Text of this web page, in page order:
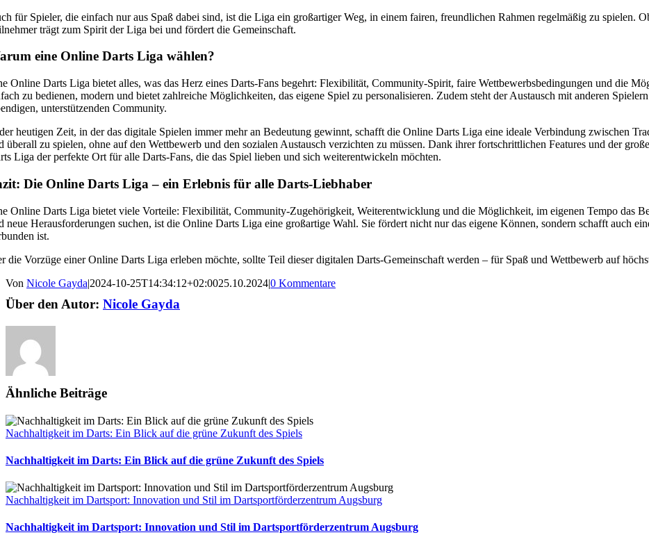
für Spieler, die einfach nur aus Spaß dabei sind, ist die Liga ein großartiger Weg, in einem fairen, freundlichen Rahmen regelmäßig zu spielen.
trägt zum Spirit der Liga bei und fördert die Gemeinschaft.
eine Online Darts Liga wählen?
Online Darts Liga bietet alles, was das Herz eines Darts-Fans begehrt: Flexibilität, Community-Spirit, faire Wettbewerbsbedingungen und die
zu bedienen, modern und bietet zahlreiche Möglichkeiten, das eigene Spiel zu personalisieren. Zudem steht der Austausch mit anderen
unterstützenden Community.
heutigen Zeit, in der das digitale Spielen immer mehr an Bedeutung gewinnt, schafft die Online Darts Liga eine ideale Verbindung zwischen
überall zu spielen, ohne auf den Wettbewerb und den sozialen Austausch verzichten zu müssen. Dank ihrer fortschrittlichen Features und der
Liga der perfekte Ort für alle Darts-Fans, die das Spiel lieben und sich weiterentwickeln möchten.
Die Online Darts Liga – ein Erlebnis für alle Darts-Liebhaber
Online Darts Liga bietet viele Vorteile: Flexibilität, Community-Zugehörigkeit, Weiterentwicklung und die Möglichkeit, im eigenen Tempo das
neue Herausforderungen suchen, ist die Online Darts Liga eine großartige Wahl. Sie fördert nicht nur das eigene Können, sondern schafft auch
ist.
die Vorzüge einer Online Darts Liga erleben möchte, sollte Teil dieser digitalen Darts-Gemeinschaft werden – für Spaß und Wettbewerb auf
Von Nicole Gayda|2024-10-25T14:34:12+02:0025.10.2024|0 Kommentare
Über den Autor: Nicole Gayda
Ähnliche Beiträge
Nachhaltigkeit im Darts: Ein Blick auf die grüne Zukunft des Spiels
Nachhaltigkeit im Darts: Ein Blick auf die grüne Zukunft des Spiels
Nachhaltigkeit im Dartsport: Innovation und Stil im Dartsportförderzentrum Augsburg
Nachhaltigkeit im Dartsport: Innovation und Stil im Dartsportförderzentrum Augsburg